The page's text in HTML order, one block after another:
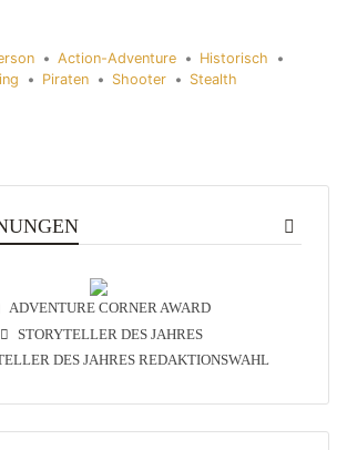
• Action-Adventure • Historisch
•
• Piraten • Shooter • Stealth
ADVENTURE CORNER AWARD
STORYTELLER DES JAHRES
DES JAHRES REDAKTIONSWAHL